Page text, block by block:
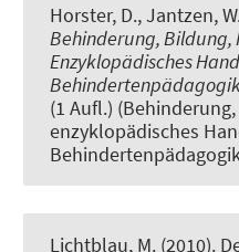
Horster, D., Jantzen,
Behinderung,
Enzyklopädisches
(1 Aufl.)
enzyklopädisches
Lichtblau, M. (2010).